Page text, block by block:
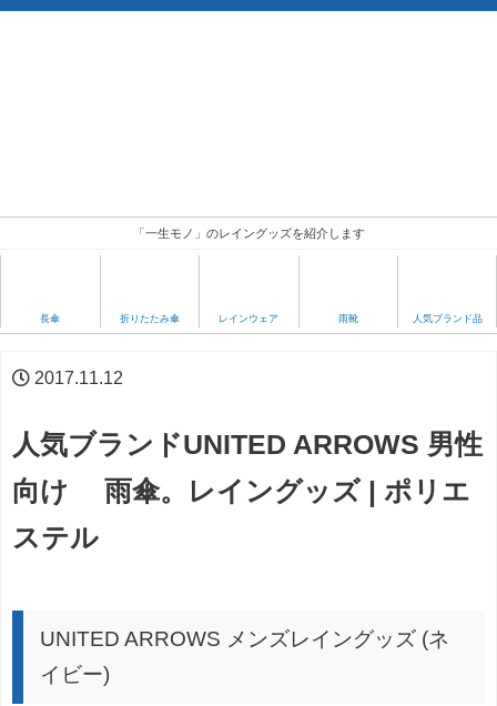
「一生モノ」のレイングッズを紹介します
長傘 折りたたみ傘 レインウェア 雨靴 人気ブランド品
2017.11.12
人気ブランドUNITED ARROWS 男性
向け 雨傘。レイングッズ | ポリエ
ステル
UNITED ARROWS メンズレイングッズ (ネ
イビー)